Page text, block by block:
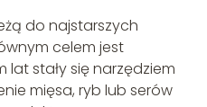
do najstarszych
celem jest
lat stały się narzędziem
mięsa, ryb lub serów